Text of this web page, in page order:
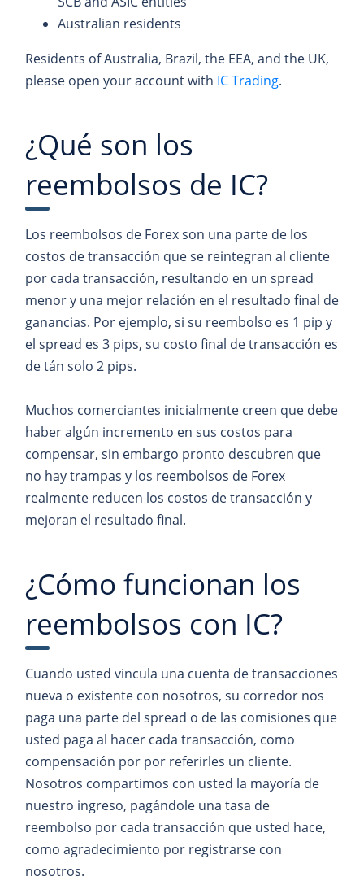
Australian residents
Residents of Australia, Brazil, the EEA, and the UK,
please open your account with IC Trading.
¿Qué son los
reembolsos de IC?
Los reembolsos de Forex son una parte de los
costos de transacción que se reintegran al cliente
por cada transacción, resultando en un spread
menor y una mejor relación en el resultado final de
ganancias. Por ejemplo, si su reembolso es 1 pip y
el spread es 3 pips, su costo final de transacción es
de tán solo 2 pips.
Muchos comerciantes inicialmente creen que debe
haber algún incremento en sus costos para
compensar, sin embargo pronto descubren que
no hay trampas y los reembolsos de Forex
realmente reducen los costos de transacción y
mejoran el resultado final.
¿Cómo funcionan los
reembolsos con IC?
Cuando usted vincula una cuenta de transacciones
nueva o existente con nosotros, su corredor nos
paga una parte del spread o de las comisiones que
usted paga al hacer cada transacción, como
compensación por por referirles un cliente.
Nosotros compartimos con usted la mayoría de
nuestro ingreso, pagándole una tasa de
reembolso por cada transacción que usted hace,
como agradecimiento por registrarse con
nosotros.